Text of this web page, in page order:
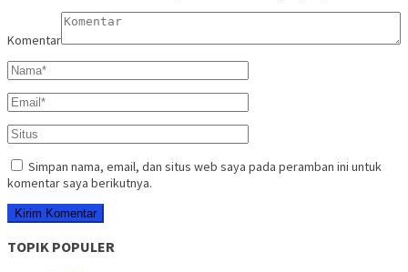
Komentar
Simpan nama, email, dan situs web saya pada peramban ini untuk
komentar saya berikutnya.
TOPIK POPULER